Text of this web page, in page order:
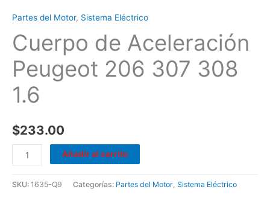
Partes del Motor, Sistema Eléctrico
Cuerpo de Aceleración
Peugeot 206 307 308
1.6
$233.00
Añadir al carrito
SKU: 1635-Q9 Categorías: Partes del Motor, Sistema Eléctrico